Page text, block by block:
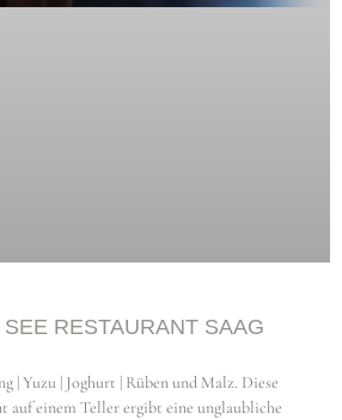
RESTAURANT SAAG
| Yuzu | Joghurt | Rüben und Malz. Diese
auf einem Teller ergibt eine unglaubliche